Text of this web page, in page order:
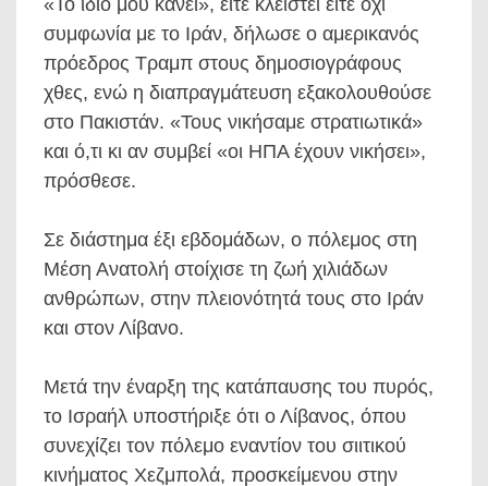
«Το ίδιο μου κάνει», είτε κλειστεί είτε όχι
συμφωνία με το Ιράν, δήλωσε ο αμερικανός
πρόεδρος Τραμπ στους δημοσιογράφους
χθες, ενώ η διαπραγμάτευση εξακολουθούσε
στο Πακιστάν. «Τους νικήσαμε στρατιωτικά»
και ό,τι κι αν συμβεί «οι ΗΠΑ έχουν νικήσει»,
πρόσθεσε.
Σε διάστημα έξι εβδομάδων, ο πόλεμος στη
Μέση Ανατολή στοίχισε τη ζωή χιλιάδων
ανθρώπων, στην πλειονότητά τους στο Ιράν
και στον Λίβανο.
Μετά την έναρξη της κατάπαυσης του πυρός,
το Ισραήλ υποστήριξε ότι ο Λίβανος, όπου
συνεχίζει τον πόλεμο εναντίον του σιιτικού
κινήματος Χεζμπολά, προσκείμενου στην